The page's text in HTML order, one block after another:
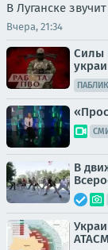
В Луганске
Вчера, 21:34
Силы
В